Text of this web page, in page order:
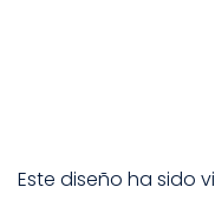
Este diseño ha sido